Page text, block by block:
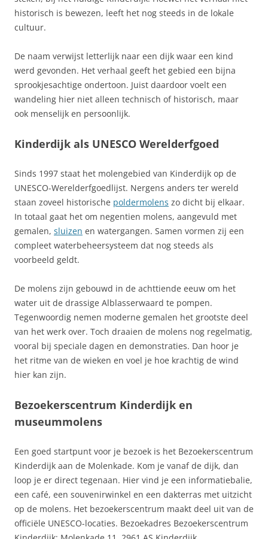
historisch is bewezen, leeft het nog steeds in de lokale
cultuur.
De naam verwijst letterlijk naar een dijk waar een kind
werd gevonden. Het verhaal geeft het gebied een bijna
sprookjesachtige ondertoon. Juist daardoor voelt een
wandeling hier niet alleen technisch of historisch, maar
ook menselijk en persoonlijk.
Kinderdijk als UNESCO Werelderfgoed
Sinds 1997 staat het molengebied van Kinderdijk op de
UNESCO-Werelderfgoedlijst. Nergens anders ter wereld
staan zoveel historische poldermolens zo dicht bij elkaar.
In totaal gaat het om negentien molens, aangevuld met
gemalen, sluizen en watergangen. Samen vormen zij een
compleet waterbeheersysteem dat nog steeds als
voorbeeld geldt.
De molens zijn gebouwd in de achttiende eeuw om het
water uit de drassige Alblasserwaard te pompen.
Tegenwoordig nemen moderne gemalen het grootste deel
van het werk over. Toch draaien de molens nog regelmatig,
vooral bij speciale dagen en demonstraties. Dan hoor je
het ritme van de wieken en voel je hoe krachtig de wind
hier kan zijn.
Bezoekerscentrum Kinderdijk en
museummolens
Een goed startpunt voor je bezoek is het Bezoekerscentrum
Kinderdijk aan de Molenkade. Kom je vanaf de dijk, dan
loop je er direct tegenaan. Hier vind je een informatiebalie,
een café, een souvenirwinkel en een dakterras met uitzicht
op de molens. Het bezoekerscentrum maakt deel uit van de
officiële UNESCO-locaties. Bezoekadres Bezoekerscentrum